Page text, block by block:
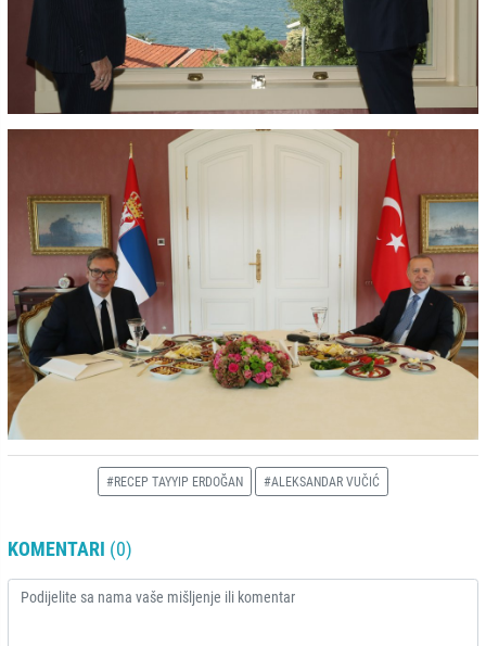
#RECEP TAYYIP ERDOĞAN #ALEKSANDAR VUČIĆ
KOMENTARI (0)